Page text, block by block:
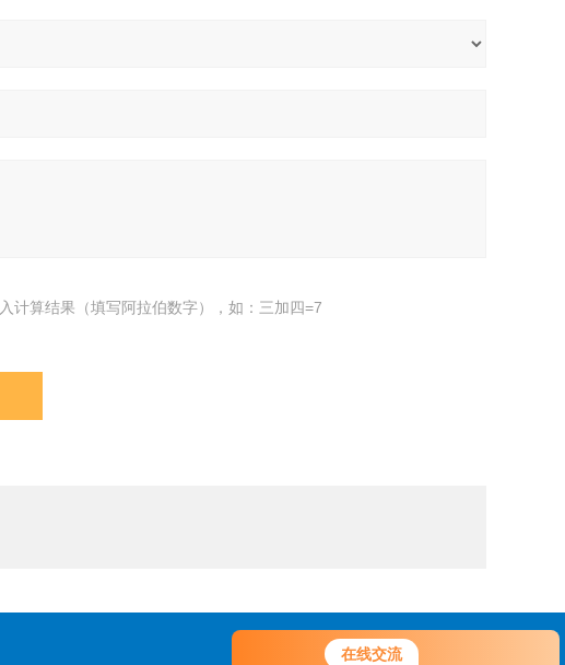
在线交流
您好！欢迎前来咨询，很高兴为您
计算结果（填写阿拉伯数字），如：三加四=7